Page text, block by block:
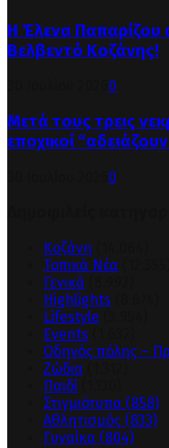
Η Έλενα Παπαρίζου
Βελβεντό Κοζάνης!
0
Μετά τους τρεις
εποχικοί
0
Κοζάνη
Τοπικά Νέα
Γενικά
Highlights
Lifestyle
Events
Οδηγός πόλης –
Ζώδια
Παιδί
Στιγμιότυπα (858)
Αθλητισμός (833)
Γυναίκα (804)